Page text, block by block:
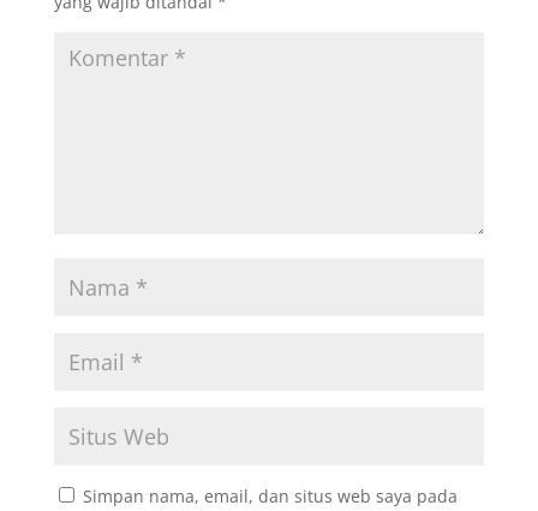
Simpan nama, email, dan situs web saya pada